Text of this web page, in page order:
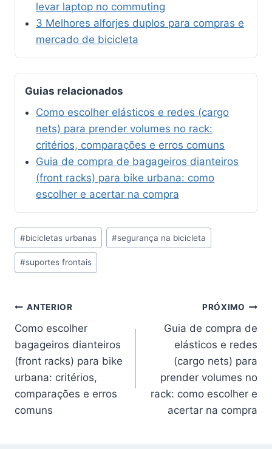
levar laptop no commuting
3 Melhores alforjes duplos para compras e
mercado de bicicleta
Guias relacionados
Como escolher elásticos e redes (cargo
nets) para prender volumes no rack:
critérios, comparações e erros comuns
Guia de compra de bagageiros dianteiros
(front racks) para bike urbana: como
escolher e acertar na compra
Tags
do
Post:
#bicicletas urbanas #segurança na bicicleta
#suportes frontais
Navegação
de
Post
ANTERIOR
Como escolher
bagageiros dianteiros
(front racks) para bike
urbana: critérios,
comparações e erros
comuns
PRÓXIMO
Guia de compra de
elásticos e redes
(cargo nets) para
prender volumes no
rack: como escolher e
acertar na compra